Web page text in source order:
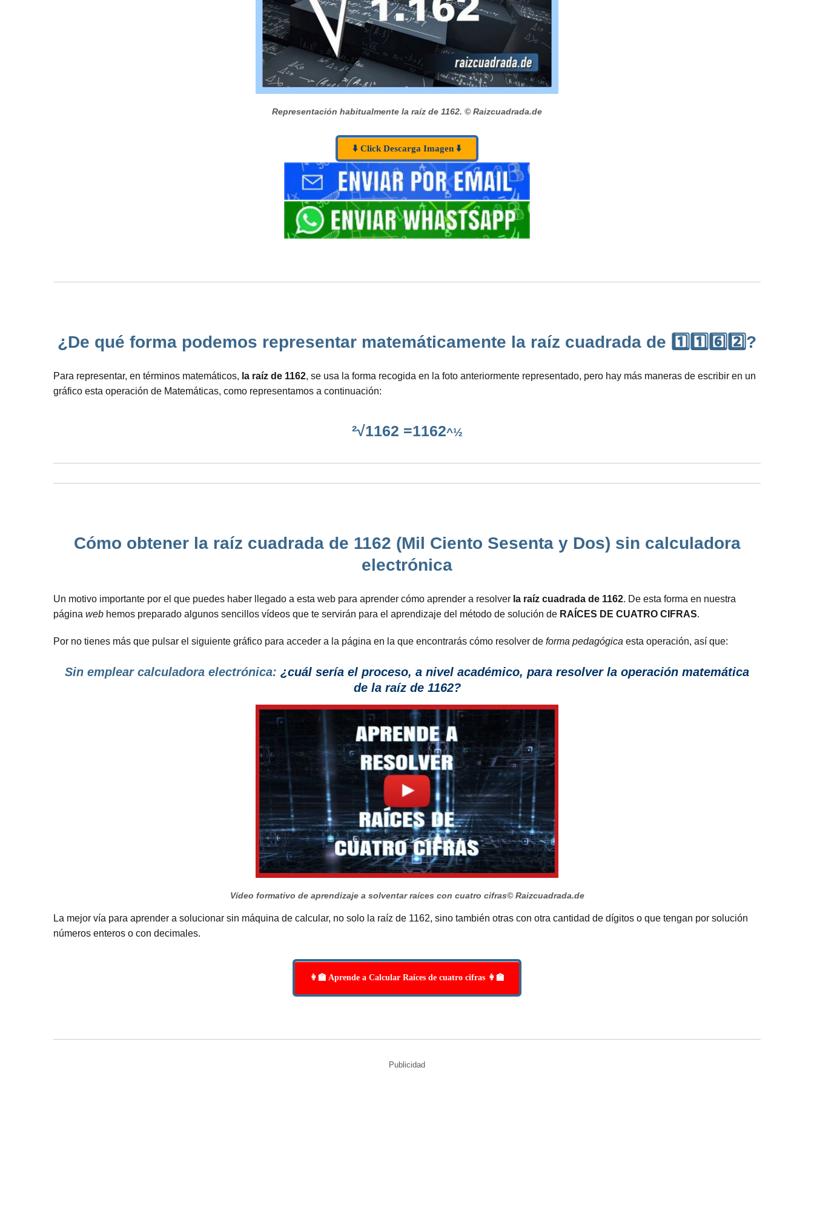
Representación habitualmente la raíz de 1162. © Raizcuadrada.de
⬇️ Click Descarga Imagen ⬇️
¿De qué forma podemos representar matemáticamente la raíz cuadrada de 1️⃣1️⃣6️⃣2️⃣?
Para representar, en términos matemáticos, la raíz de 1162, se usa la forma recogida en la foto anteriormente representado, pero hay más maneras de escribir en un
gráfico esta operación de Matemáticas, como representamos a continuación:
²√1162 =1162^½
Cómo obtener la raíz cuadrada de 1162 (Mil Ciento Sesenta y Dos) sin calculadora
electrónica
Un motivo importante por el que puedes haber llegado a esta web para aprender cómo aprender a resolver la raíz cuadrada de 1162. De esta forma en nuestra
página web hemos preparado algunos sencillos vídeos que te servirán para el aprendizaje del método de solución de RAÍCES DE CUATRO CIFRAS.
Por no tienes más que pulsar el siguiente gráfico para acceder a la página en la que encontrarás cómo resolver de forma pedagógica esta operación, así que:
Sin emplear calculadora electrónica: ¿cuál sería el proceso, a nivel académico, para resolver la operación matemática
de la raíz de 1162?
Vídeo formativo de aprendizaje a solventar raíces con cuatro cifras© Raizcuadrada.de
La mejor vía para aprender a solucionar sin máquina de calcular, no solo la raíz de 1162, sino también otras con otra cantidad de dígitos o que tengan por solución
números enteros o con decimales.
👩‍🏫 Aprende a Calcular Raíces de cuatro cifras 👩‍🏫
Publicidad